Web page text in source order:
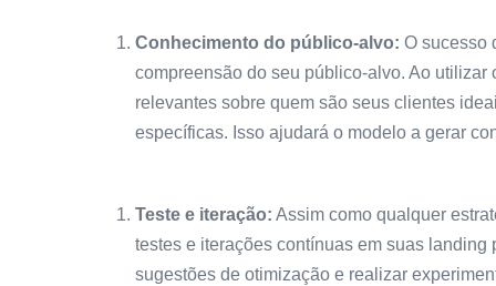
Conhecimento do público-alvo: O sucesso
compreensão do seu público-alvo. Ao utilizar
relevantes sobre quem são seus clientes
específicas. Isso ajudará o modelo a gerar
Teste e iteração: Assim como qualquer
testes e iterações contínuas em suas
sugestões de otimização e realizar